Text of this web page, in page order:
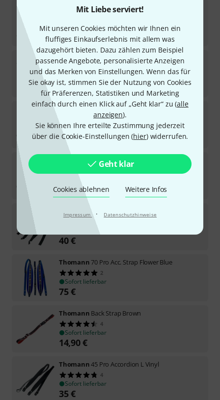
Mit Liebe serviert!
Mit unseren Cookies möchten wir Ihnen ein
fluffiges Einkaufserlebnis mit allem was
dazugehört bieten. Dazu zählen zum Beispiel
passende Angebote, personalisierte Anzeigen
und das Merken von Einstellungen. Wenn das für
Sie okay ist, stimmen Sie der Nutzung von Cookies
für Präferenzen, Statistiken und Marketing
einfach durch einen Klick auf „Geht klar“ zu (alle
anzeigen).
Sie können Ihre erteilte Zustimmung jederzeit
über die Cookie-Einstellungen (hier) widerrufen.
Geht klar
Cookies ablehnen Weitere Infos
Impressum · Datenschutzhinweise
Thomann Bass Strap 72 / 80 bass red
Sofort lieferbar
22,90€
Thomann Bass Strap 48 / 60 bass
5
22,90 €
Thomann45 Pro Accordion S Vinyl
3
Sofort lieferbar
30€
45 Pro Accordion XS Vinyl
Sofort lieferbar
30 €
Accordion Strap Nylon S
Sofort lieferbar
40€
Thomann70 Pro Acc. Strap Flower Blue
2
Sofort lieferbar
75€
Thomann Back Strap Brown
4
Sofort lieferbar
14,90€
Thomann45 Pro Accordion L Vinyl
4
Sofort lieferbar
35€